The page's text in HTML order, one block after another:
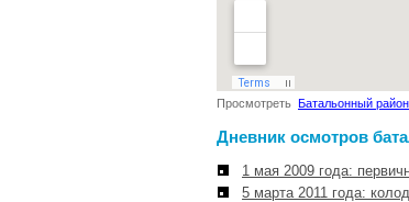
Просмотреть Батальонный
Дневник осмотров
1 мая 2009 года:
5 марта 2011 года: